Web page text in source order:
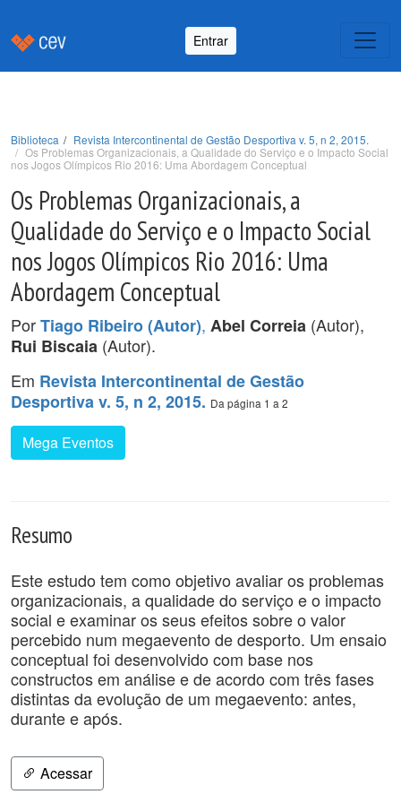
Entrar
Biblioteca
Revista Intercontinental de Gestão Desportiva v. 5, n 2, 2015.
Os Problemas Organizacionais, a Qualidade do Serviço e o Impacto Social
nos Jogos Olímpicos Rio 2016: Uma Abordagem Conceptual
Os Problemas Organizacionais, a
Qualidade do Serviço e o Impacto Social
nos Jogos Olímpicos Rio 2016: Uma
Abordagem Conceptual
PorTiago Ribeiro (Autor), Abel Correia (Autor),
Rui Biscaia (Autor).
Em Revista Intercontinental de Gestão
Desportiva v. 5, n 2, 2015. Da página 1 a 2
Mega Eventos
Resumo
Este estudo tem como objetivo avaliar os problemas
organizacionais, a qualidade do serviço e o impacto
social e examinar os seus efeitos sobre o valor
percebido num megaevento de desporto. Um ensaio
conceptual foi desenvolvido com base nos
constructos em análise e de acordo com três fases
distintas da evolução de um megaevento: antes,
durante e após.
Acessar